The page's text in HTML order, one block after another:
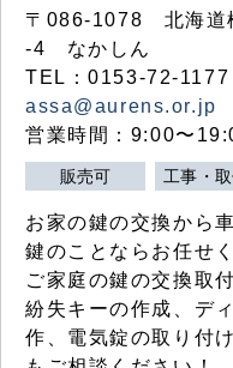
〒086-1078 北海道
-4 なかしん
TEL：0153-72-
assa@aurens.or.jp
営業時間：9:00〜
販売可 工事・
お家の鍵の交換から
鍵のことならお任せ
ご家庭の鍵の交換取
紛失キーの作成、デ
作、電気錠の取り付